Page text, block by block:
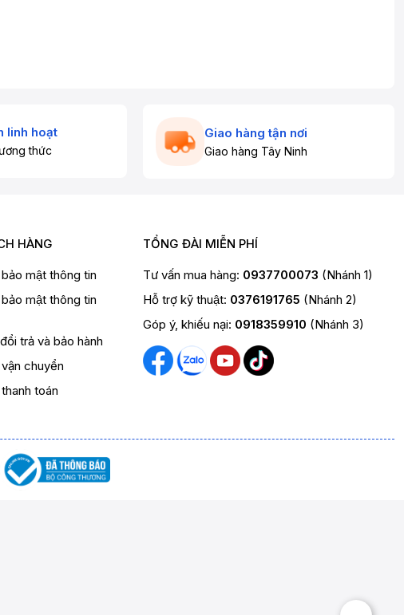
linh hoạt
thức
Giao hàng tận nơi
Giao hàng Tây Ninh
HÀNG
mật thông tin
mật thông tin
trả và bảo hành
chuyển
toán
TỔNG ĐÀI MIỄN PHÍ
Tư vấn mua hàng: 0937700073 (Nhánh 1)
Hỗ trợ kỹ thuật: 0376191765 (Nhánh 2)
Góp ý, khiếu nại: 0918359910 (Nhánh 3)